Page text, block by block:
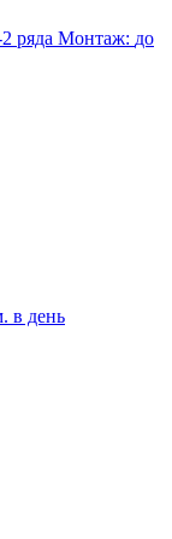
ряда Монтаж: до
в день